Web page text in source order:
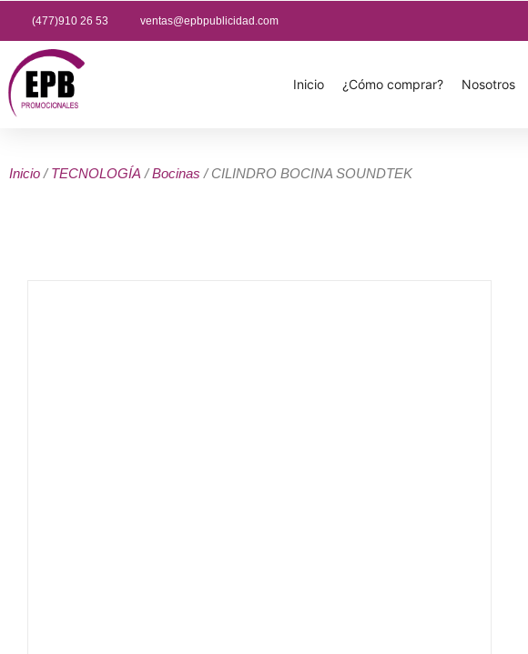
(477)910 26 53 ventas@epbpublicidad.com
Inicio ¿Cómo comprar? Nosotros
Inicio /TECNOLOGÍA /Bocinas / CILINDRO BOCINA SOUNDTEK